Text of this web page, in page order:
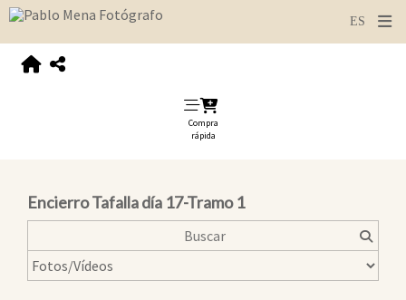
Compra
rápida
Encierro Tafalla día 17-Tramo 1